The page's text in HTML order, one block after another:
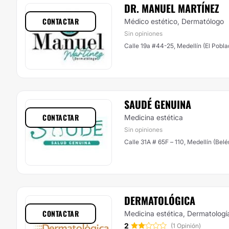
DR. MANUEL MARTÍNEZ
Médico estético, Dermatólogo
Sin opiniones
Calle 19a #44-25, Medellín (El
CONTACTAR
SAUDÉ GENUINA
Medicina estética
Sin opiniones
Calle 31A # 65F – 110, Medellín
CONTACTAR
DERMATOLÓGICA
Medicina estética,
2
(1 Opinión)
CONTACTAR